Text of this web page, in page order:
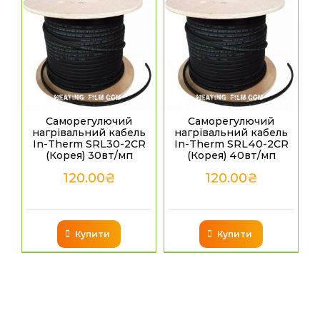
Саморегулючий
нагрівальний кабель
In-Therm SRL30-2CR
(Корея) 30вт/мп
120.00₴
Купити
Саморегулючий
нагрівальний кабель
In-Therm SRL40-2CR
(Корея) 40вт/мп
120.00₴
Купити